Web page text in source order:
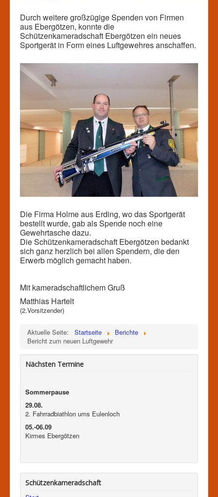
Durch weitere großzügige Spenden von Firmen
aus Ebergötzen, konnte die
Schützenkameradschaft Ebergötzen ein neues
Sportgerät in Form eines Luftgewehres anschaffen.
Die Firma Holme aus Erding, wo das Sportgerät
bestellt wurde, gab als Spende noch eine
Gewehrtasche dazu.
Die Schützenkameradschaft Ebergötzen bedankt
sich ganz herzlich bei allen Spendern, die den
Erwerb möglich gemacht haben.
Mit kameradschaftlichem Gruß
Matthias Hartelt
(2.Vorsitzender)
Aktuelle Seite: Startseite
Berichte
Bericht zum neuen Luftgewehr
Nächsten Termine
Sommerpause
29.08.
2. Fahrradbiathlon ums Eulenloch
05.-06.09
Kirmes Ebergötzen
Schützenkameradschaft